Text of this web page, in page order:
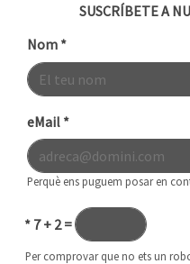
SUSCRÍBETE A
Nom *
eMail *
Perquè ens puguem posar en
* 7 + 2 =
Per comprovar que no ets un